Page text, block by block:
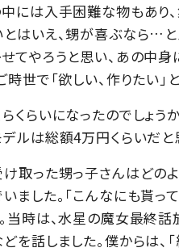
には入手困難な物もあり
はいえ、甥が喜ぶなら…と
てやろうと思い、あの中
時世で「欲しい、作りたい
くらいになったのでしょう
ルは総額4万円くらいだと
取った甥っ子さんはどの
ました。「こんなにも貰っ
当時は、水星の魔女最終
を話しました。僕からは、